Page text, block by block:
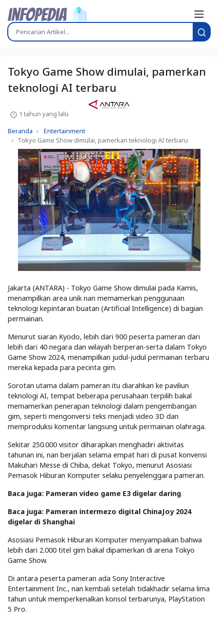
Tokyo Game Show dimulai, pamerkan
teknologi AI terbaru
1 tahun yang lalu
Beranda
Entertainment
Tokyo Game Show dimulai, pamerkan teknologi AI terbaru
Jakarta (ANTARA) - Tokyo Game Show dimulai pada Kamis,
menampilkan area unik nan memamerkan penggunaan
teknologi kepintaran buatan (Artificial Intelligence) di bagian
permainan.
Menurut siaran Kyodo, lebih dari 900 peserta pameran dari
lebih dari 40 negara dan wilayah berperan-serta dalam Tokyo
Game Show 2024, menampilkan judul-judul permainan terbaru
mereka kepada para pecinta gim.
Sorotan utama dalam pameran itu diarahkan ke paviliun
teknologi AI, tempat beberapa perusahaan terpilih bakal
memamerkan penerapan teknologi dalam pengembangan
gim, seperti mengonversi teks menjadi video 3D dan
memproduksi komentar langsung untuk permainan olahraga.
Sekitar 250.000 visitor diharapkan menghadiri aktivitas
tahunan ini, nan berjalan selama empat hari di pusat konvensi
Makuhari Messe di Chiba, dekat Tokyo, menurut Asosiasi
Pemasok Hiburan Komputer selaku penyelenggara pameran.
Baca juga: Pameran video game E3 digelar daring
Baca juga: Pameran intermezo digital ChinaJoy 2024
digelar di Shanghai
Asosiasi Pemasok Hiburan Komputer menyampaikan bahwa
lebih dari 2.000 titel gim bakal dipamerkan di arena Tokyo
Game Show.
Di antara peserta pameran ada Sony Interactive
Entertainment Inc., nan kembali setelah tidakhadir selama lima
tahun untuk memperkenalkan konsol terbarunya, PlayStation
5 Pro.